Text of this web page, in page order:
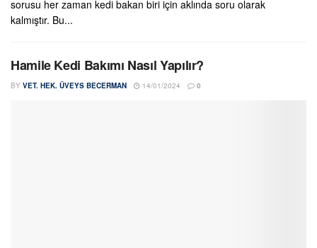
sorusu her zaman kedi bakan biri için aklında soru olarak
kalmıştır. Bu...
Hamile Kedi Bakımı Nasıl Yapılır?
BY VET. HEK. ÜVEYS BECERMAN 14/01/2024 0